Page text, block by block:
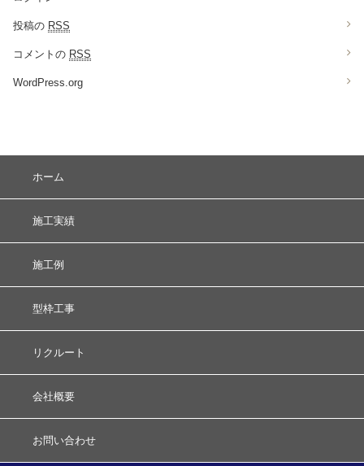
投稿の RSS
コメントの RSS
WordPress.org
ホーム
施工実績
施工例
型枠工事
リクルート
会社概要
お問い合わせ